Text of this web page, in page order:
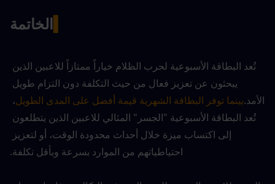
الخاتمة
الأمد.بينما توفر البطاقة الشهرية قيمة أفضل على المدى الطويل
احتياطياتهم من الموارد بسرعة وبأقل تكلفة.